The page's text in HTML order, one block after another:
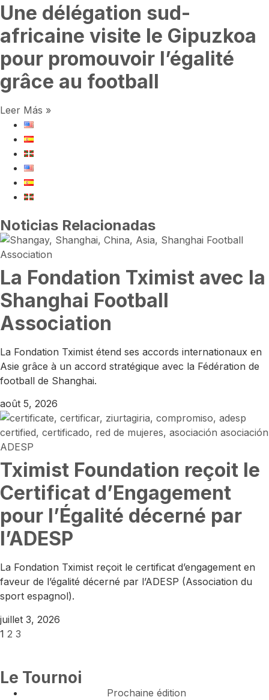
Une délégation sud-
africaine visite le Gipuzkoa
pour promouvoir l’égalité
grâce au football
Leer Más »
Noticias Relacionadas
La Fondation Tximist avec la
Shanghai Football
Association
La Fondation Tximist étend ses accords internationaux en
Asie grâce à un accord stratégique avec la Fédération de
football de Shanghai.
août 5, 2026
Tximist Foundation reçoit le
Certificat d’Engagement
pour l’Égalité décerné par
l’ADESP
La Fondation Tximist reçoit le certificat d’engagement en
faveur de l’égalité décerné par l’ADESP (Association du
sport espagnol).
juillet 3, 2026
1 2 3
Le Tournoi
Prochaine édition